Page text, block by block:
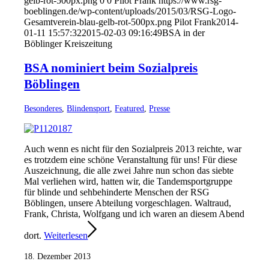
boeblingen.de/wp-content/uploads/2015/03/RSG-Logo-
Gesamtverein-blau-gelb-rot-500px.png Pilot Frank2014-
01-11 15:57:322015-02-03 09:16:49BSA in der
Böblinger Kreiszeitung
BSA nominiert beim Sozialpreis
Böblingen
Besonderes,Blindensport,Featured,Presse
Auch wenn es nicht für den Sozialpreis 2013 reichte, war
es trotzdem eine schöne Veranstaltung für uns! Für diese
Auszeichnung, die alle zwei Jahre nun schon das siebte
Mal verliehen wird, hatten wir, die Tandemsportgruppe
für blinde und sehbehinderte Menschen der RSG
Böblingen, unsere Abteilung vorgeschlagen. Waltraud,
Frank, Christa, Wolfgang und ich waren an diesem Abend
dort.Weiterlesen
18. Dezember 2013